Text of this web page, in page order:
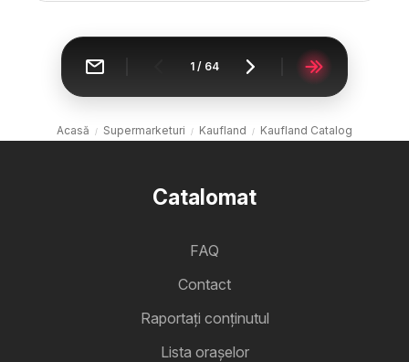
1 / 64
Acasă Supermarketuri Kaufland Kaufland Catalog
Catalomat
FAQ
Contact
Raportați conținutul
Lista oraşelor